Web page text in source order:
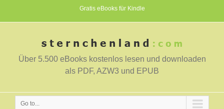
Gratis eBooks für Kindle
Über 5.500 eBooks kostenlos lesen und downloaden
als PDF, AZW3 und EPUB
Go to...